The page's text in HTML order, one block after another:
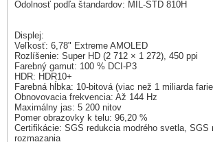
Odolnosť podľa štandardov: MIL-STD 810H
Displej:
Veľkosť: 6,78" Extreme AMOLED
Rozlíšenie: Super HD (2 712 × 1 272), 450 ppi
Farebný gamut: 100 % DCI-P3
HDR: HDR10+
Farebná hĺbka: 10-bitová (viac než 1 miliarda
Obnovovacia frekvencia: Až 144 Hz
Maximálny jas: 5 200 nitov
Pomer obrazovky k telu: 96,20 %
Certifikácie: SGS redukcia modrého svetla, SGS
rozmazania